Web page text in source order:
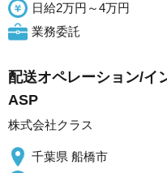
日給2万円～4万円
業務委託
配送オペレーション/イ
ASP
株式会社クラス
千葉県 船橋市